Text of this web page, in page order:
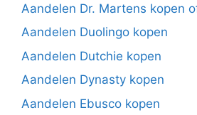
Aandelen Dr. Martens kopen
Aandelen Duolingo kopen
Aandelen Dutchie kopen
Aandelen Dynasty kopen
Aandelen Ebusco kopen